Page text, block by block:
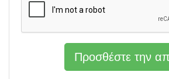
Προσθέστε την